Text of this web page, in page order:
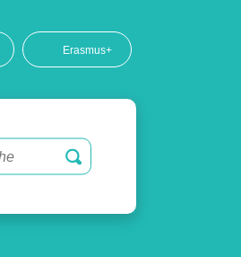
Erasmus+